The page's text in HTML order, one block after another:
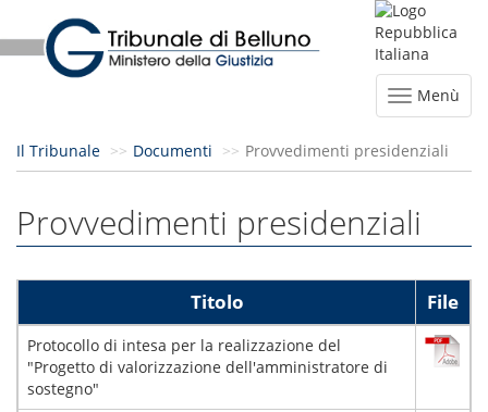
Menù
Il Tribunale Documenti Provvedimenti presidenziali
Provvedimenti presidenziali
Titolo File
Protocollo di intesa per la realizzazione del
"Progetto di valorizzazione dell'amministratore di
sostegno"